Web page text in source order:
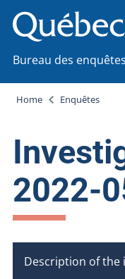
Bureau des
Home Enquêtes
2022-
Description of the